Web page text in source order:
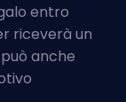
entro
riceverà un
anche